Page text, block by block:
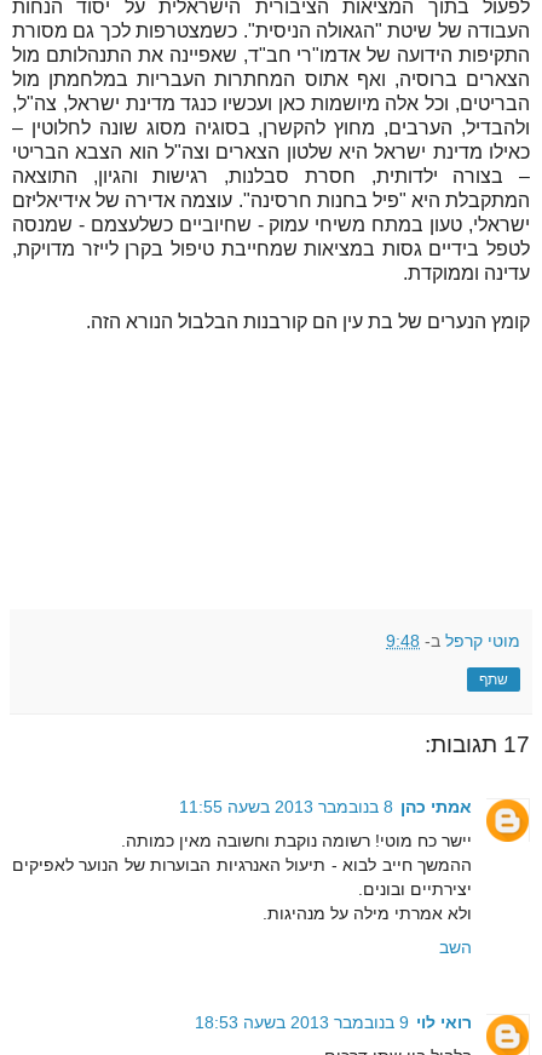
לפעול בתוך המציאות הציבורית הישראלית על יסוד הנחות
העבודה של שיטת "הגאולה הניסית". כשמצטרפות לכך גם מסורת
התקיפות הידועה של אדמו"רי חב"ד, שאפיינה את התנהלותם מול
הצארים ברוסיה, ואף אתוס המחתרות העבריות במלחמתן מול
הבריטים, וכל אלה מיושמות כאן ועכשיו כנגד מדינת ישראל, צה"ל,
ולהבדיל, הערבים, מחוץ להקשרן, בסוגיה מסוג שונה לחלוטין –
כאילו מדינת ישראל היא שלטון הצארים וצה"ל הוא הצבא הבריטי
– בצורה ילדותית, חסרת סבלנות, רגישות והגיון, התוצאה
המתקבלת היא "פיל בחנות חרסינה". עוצמה אדירה של אידיאליזם
ישראלי, טעון במתח משיחי עמוק - שחיוביים כשלעצמם - שמנסה
לטפל בידיים גסות במציאות שמחייבת טיפול בקרן לייזר מדויקת,
עדינה וממוקדת.
קומץ הנערים של בת עין הם קורבנות הבלבול הנורא הזה.
מוטי קרפל ב- 9:48
שתף
17 תגובות:
אמתי כהן 8 בנובמבר 2013 בשעה 11:55
יישר כח מוטי! רשומה נוקבת וחשובה מאין כמותה.
ההמשך חייב לבוא - תיעול האנרגיות הבוערות של הנוער לאפיקים
יצירתיים ובונים.
ולא אמרתי מילה על מנהיגות.
השב
רואי לוי 9 בנובמבר 2013 בשעה 18:53